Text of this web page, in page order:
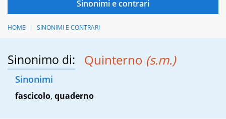
HOME SINONIMI E CONTRARI
Sinonimo di: Quinterno (s.m.)
Sinonimi
fascicolo, quaderno